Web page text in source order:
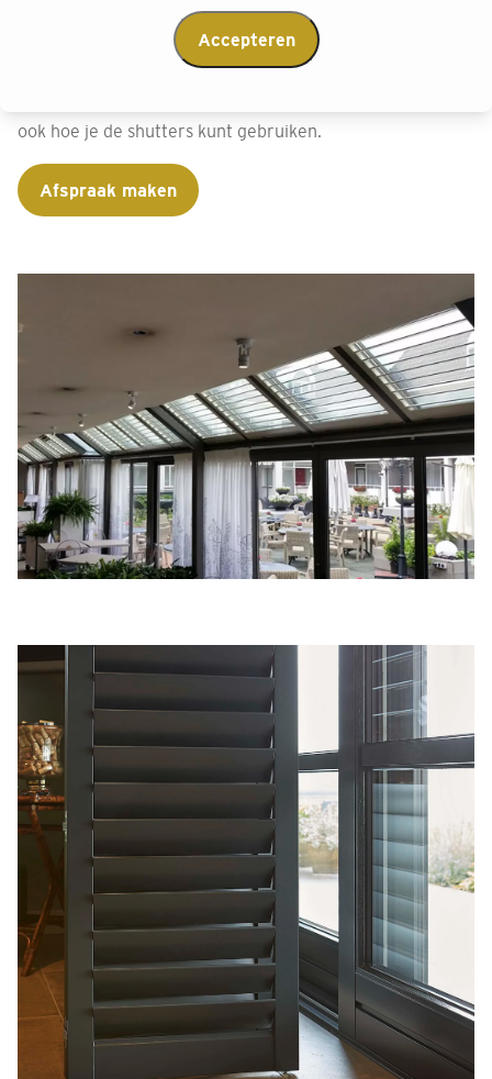
worden direct naar je adres verzonden. Na ontvangst
zorgen onze installateurs voor een nauwkeurige
montage, waarbij we de bediening testen en zorgen voor
ook hoe je de shutters kunt gebruiken.
Afspraak maken
Accepteren